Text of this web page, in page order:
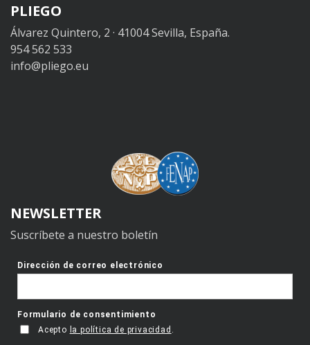
PLIEGO
Álvarez Quintero, 2 · 41004 Sevilla, España.
954 562 533
info@pliego.eu
NEWSLETTER
Suscríbete a nuestro boletín